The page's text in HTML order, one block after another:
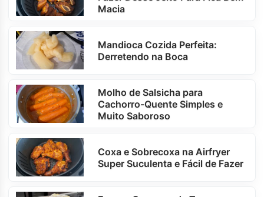
Macia
Mandioca Cozida Perfeita:
Derretendo na Boca
Molho de Salsicha para
Cachorro-Quente Simples e
Muito Saboroso
Coxa e Sobrecoxa na Airfryer
Super Suculenta e Fácil de Fazer